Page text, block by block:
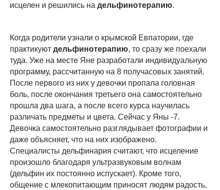
исцелен и решились на дельфинотерапию.
Когда родители узнали о крымской Евпатории, где
практикуют дельфинотерапию, то сразу же поехали
туда. Уже на месте Яне разработали индивидуальную
программу, рассчитанную на 8 получасовых занятий.
После первого из них у девочки пропала головная
боль, после окончания третьего она самостоятельно
прошла два шага, а после всего курса научилась
различать предметы и цвета. Сейчас у Яны -7.
Девочка самостоятельно разглядывает фотографии и
даже объясняет, что на них изображено.
Специалисты дельфинария считают, что исцеление
произошло благодаря ультразвуковым волнам
(дельфин их постоянно испускает). Кроме того,
общение с млекопитающим приносят людям радость,